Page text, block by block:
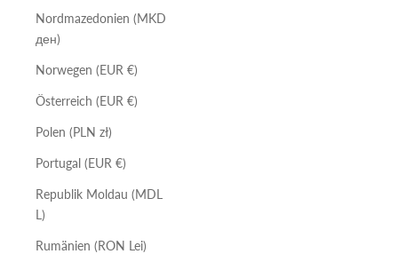
Nordmazedonien (MKD
ден)
Norwegen (EUR €)
Österreich (EUR €)
Polen (PLN zł)
Portugal (EUR €)
Republik Moldau (MDL
L)
Rumänien (RON Lei)